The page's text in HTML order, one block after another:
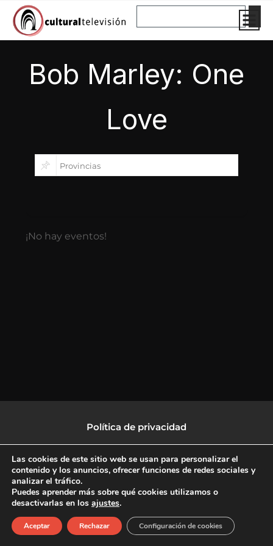
contenido
Bob Marley: One
Love
¡No hay eventos!
Política de privacidad
Política de protección de datos
F
a
c
X
-
L
i
n
I
n
s
Copyright © 2026 CulturalTV
Las cookies de este sitio web se usan para personalizar el
contenido y los anuncios, ofrecer funciones de redes sociales y
analizar el tráfico.
Puedes aprender más sobre qué cookies utilizamos o
desactivarlas en los ajustes.
Aceptar Rechazar Configuración de cookies